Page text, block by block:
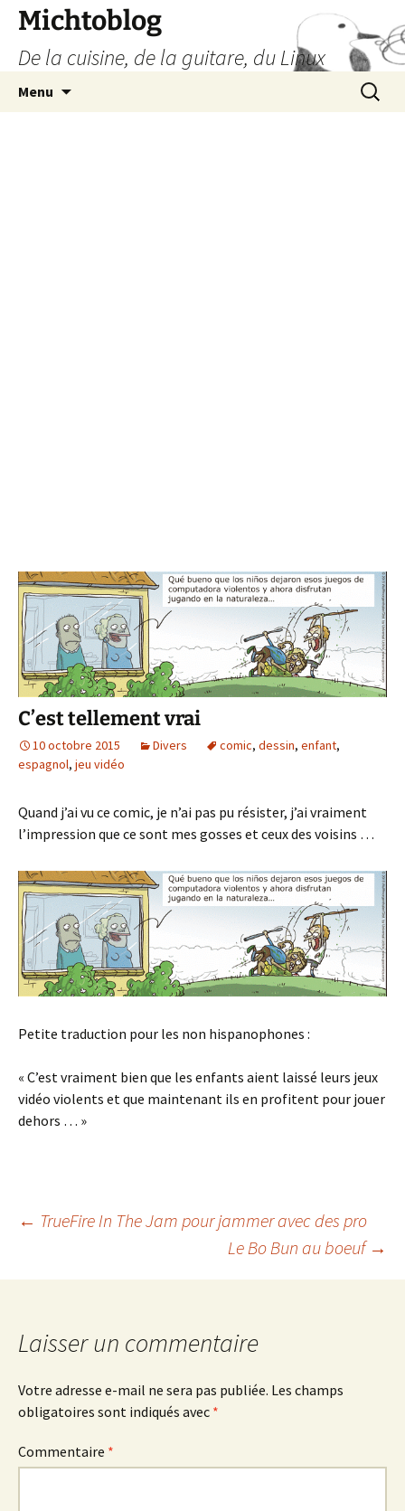
Aller
contenu
Michtoblog
De la cuisine, de la guitare, du Linux
Menu
C’est tellement vrai
10 octobre 2015 Divers comic, dessin, enfant,
espagnol, jeu vidéo
Quand j’ai vu ce comic, je n’ai pas pu résister, j’ai vraiment
l’impression que ce sont mes gosses et ceux des voisins …
Petite traduction pour les non hispanophones :
« C’est vraiment bien que les enfants aient laissé leurs jeux
vidéo violents et que maintenant ils en profitent pour jouer
dehors … »
Navigation
des
articles
← TrueFire In The Jam pour jammer avec des pro
Le Bo Bun au boeuf →
Laisser un commentaire
Votre adresse e-mail ne sera pas publiée. Les champs
obligatoires sont indiqués avec *
Commentaire *